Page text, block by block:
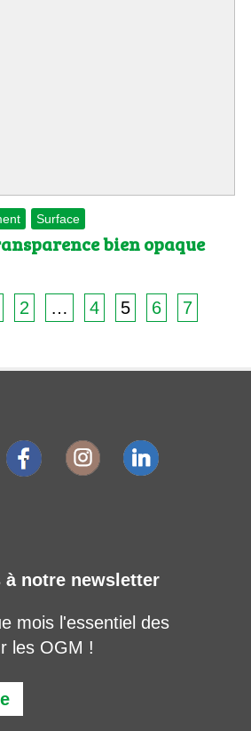
Surface
bien opaque
2 … 4 5 6
7
à notre newsletter
mois l'essentiel des
les OGM !